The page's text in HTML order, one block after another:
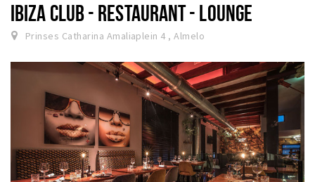
IBIZA CLUB - RESTAURANT - LOUNGE
Prinses Catharina Amaliaplein 4 , Almelo